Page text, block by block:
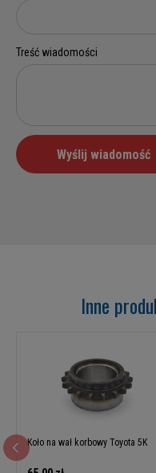
Inne
Koło na wał korbowy Toyota 5K